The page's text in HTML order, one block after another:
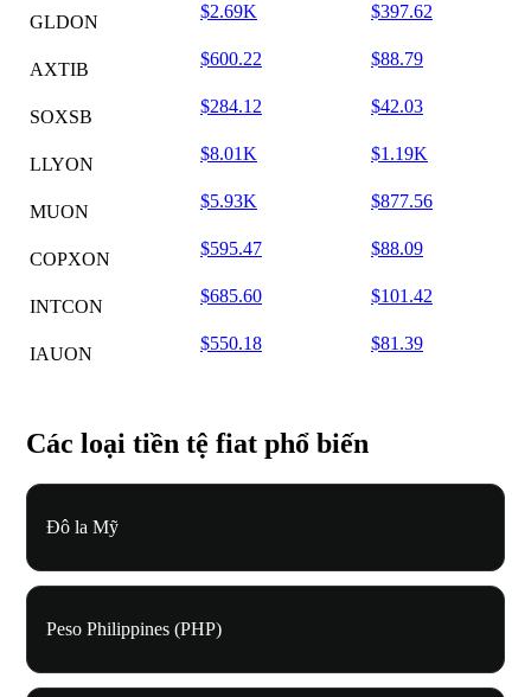
GLDON
$2.69K $397.62
AXTIB
$600.22 $88.79
SOXSB
$284.12 $42.03
LLYON
$8.01K $1.19K
MUON
$5.93K $877.56
COPXON
$595.47 $88.09
INTCON
$685.60 $101.42
IAUON
$550.18 $81.39
Các loại tiền tệ fiat phổ biến
Đô la Mỹ
Peso Philippines (PHP)